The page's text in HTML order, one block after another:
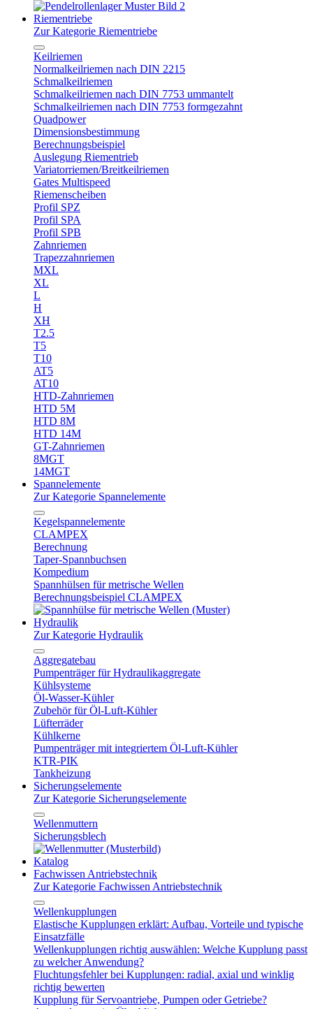
Riementriebe
Zur Kategorie Riementriebe
Keilriemen
Normalkeilriemen nach DIN 2215
Schmalkeilriemen
Schmalkeilriemen nach DIN 7753 ummantelt
Schmalkeilriemen nach DIN 7753 formgezahnt
Quadpower
Dimensionsbestimmung
Berechnungsbeispiel
Auslegung Riementrieb
Variatorriemen/Breitkeilriemen
Gates Multispeed
Riemenscheiben
Profil SPZ
Profil SPA
Profil SPB
Zahnriemen
Trapezzahnriemen
MXL
XL
L
H
XH
T2.5
T5
T10
AT5
AT10
HTD-Zahnriemen
HTD 5M
HTD 8M
HTD 14M
GT-Zahnriemen
8MGT
14MGT
Spannelemente
Zur Kategorie Spannelemente
Kegelspannelemente
CLAMPEX
Berechnung
Taper-Spannbuchsen
Kompedium
Spannhülsen für metrische Wellen
Berechnungsbeispiel CLAMPEX
Hydraulik
Zur Kategorie Hydraulik
Aggregatebau
Pumpenträger für Hydraulikaggregate
Kühlsysteme
Öl-Wasser-Kühler
Zubehör für Öl-Luft-Kühler
Lüfterräder
Kühlkerne
Pumpenträger mit integriertem Öl-Luft-Kühler
KTR-PIK
Tankheizung
Sicherungselemente
Zur Kategorie Sicherungselemente
Wellenmuttern
Sicherungsblech
Katalog
Fachwissen Antriebstechnik
Zur Kategorie Fachwissen Antriebstechnik
Wellenkupplungen
Elastische Kupplungen erklärt: Aufbau, Vorteile und typische
Einsatzfälle
Wellenkupplungen richtig auswählen: Welche Kupplung passt
zu welcher Anwendung?
Fluchtungsfehler bei Kupplungen: radial, axial und winklig
richtig bewerten
Kupplung für Servoantriebe, Pumpen oder Getriebe?